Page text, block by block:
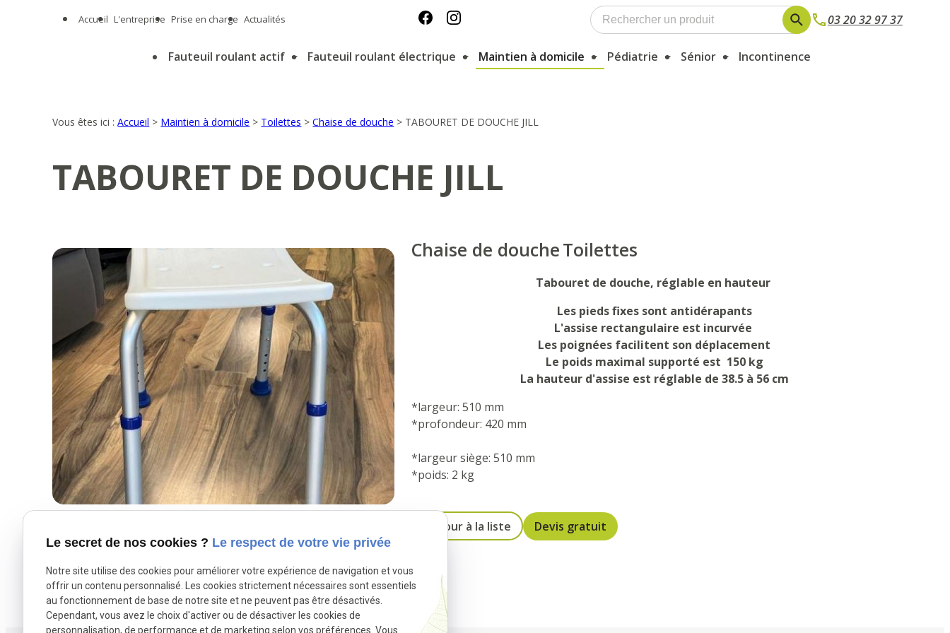
Accueil L'entreprise Prise en charge Actualités 03 20 32 97 37
Fauteuil roulant actif Fauteuil roulant électrique Maintien à domicile Pédiatrie Sénior Incontinence
Vous êtes ici :Accueil > Maintien à domicile > Toilettes >Chaise de douche > TABOURET DE DOUCHE JILL
TABOURET DE DOUCHE JILL
Chaise de doucheToilettes
Tabouret de douche, réglable en hauteur
Les pieds fixes sont antidérapants
L'assise rectangulaire est incurvée
Les poignées facilitent son déplacement
Le poids maximal supporté est 150 kg
La hauteur d'assise est réglable de 38.5 à 56 cm
*largeur: 510 mm
*profondeur: 420 mm
*largeur siège: 510 mm
*poids: 2 kg
Retour à la liste Devis gratuit
Le secret de nos cookies ? Le respect de votre vie privée
Notre site utilise des cookies pour améliorer votre expérience de navigation et vous
offrir un contenu personnalisé. Les cookies strictement nécessaires sont essentiels
au fonctionnement de base de notre site et ne peuvent pas être désactivés.
Cependant, vous avez le choix d'activer ou de désactiver les cookies de
personnalisation, de performance et de marketing selon vos préférences. Vous